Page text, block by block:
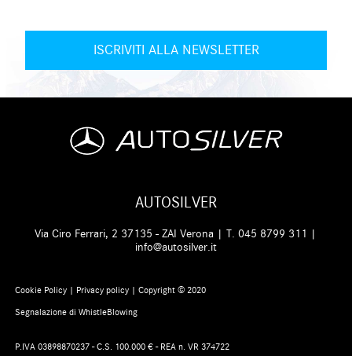
AUTOSILVER
Via Ciro Ferrari, 2 37135 - ZAI Verona | T.045 8799 311 |
info@autosilver.it
Cookie Policy | Privacy policy| Copyright © 2020
Segnalazione di WhistleBlowing
P.IVA 03898870237 - C.S. 100.000 € - REA n. VR 374722